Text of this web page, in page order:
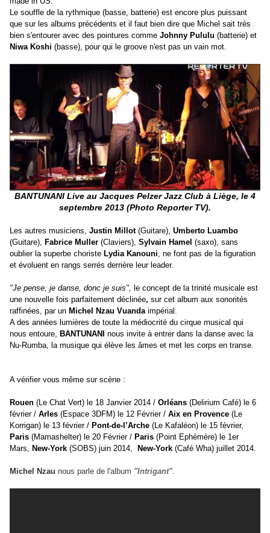
Le souffle de la rythmique (basse, batterie) est encore plus puissant
que sur les albums précédents et il faut bien dire que Michel sait très
bien s'entourer avec des pointures comme Johnny Pululu (batterie) et
Niwa Koshi (basse), pour qui le groove n'est pas un vain mot.
BANTUNANI Live au Jacques Pelzer Jazz Club à Liège, le 4
septembre 2013 (Photo Reporter TV).
Les autres musiciens, Justin Millot(Guitare), Umberto Luambo
(Guitare), Fabrice Muller (Claviers), Sylvain Hamel (saxo), sans
oublier la superbe choriste Lydia Kanouni, ne font pas de la figuration
et évoluent en rangs serrés derrière leur leader.
"Je pense, je danse, donc je suis", le concept de la trinité musicale est
une nouvelle fois parfaitement déclinée, sur cet album aux sonorités
raffinées, par un Michel Nzau Vuandaimpérial.
A des années lumières de toute la médiocrité du cirque musical qui
nous entoure, BANTUNANI
nous invite à entrer dans la danse avec la
Nu-Rumba, la musique qui élève les âmes et met les corps en transe.
A vérifier vous même sur scène :
Rouen (Le Chat Vert) le 18 Janvier 2014 / Orléans (Delirium Café) le 6
février / Arles (Espace 3DFM) le 12 Février / Aix en Provence (Le
Korrigan) le 13 février / Pont-de-l’Arche (Le Kafaléon) le 15 février,
Paris (Mamashelter) le 20 Février / Paris (Point Ephémère) le 1er
Mars, New-York (SOBS) juin 2014, New-York (Café Wha) juillet 2014.
Michel Nzau nous parle de l'album "Intrigant".